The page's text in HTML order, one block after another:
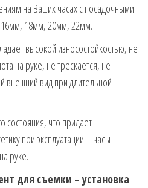
на Ваших часах с посадочными
18мм, 20мм, 22мм.
высокой износостойкостью, не
на руке, не трескается, не
внешний вид при длительной
состояния, что придает
при эксплуатации – часы
руке.
для съемки – установка